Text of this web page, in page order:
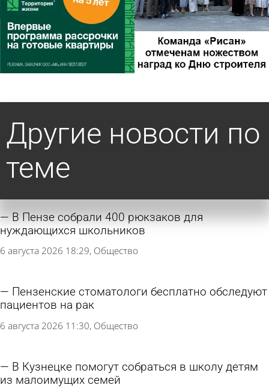
Другие новости по
теме
В Пензе собрали 400 рюкзаков для
нуждающихся школьников
6 августа 2026 18:29 Общество
Пензенские стоматологи бесплатно обследуют
пациентов на рак
6 августа 2026 11:30 Общество
В Кузнецке помогут собраться в школу детям
из малоимущих семей